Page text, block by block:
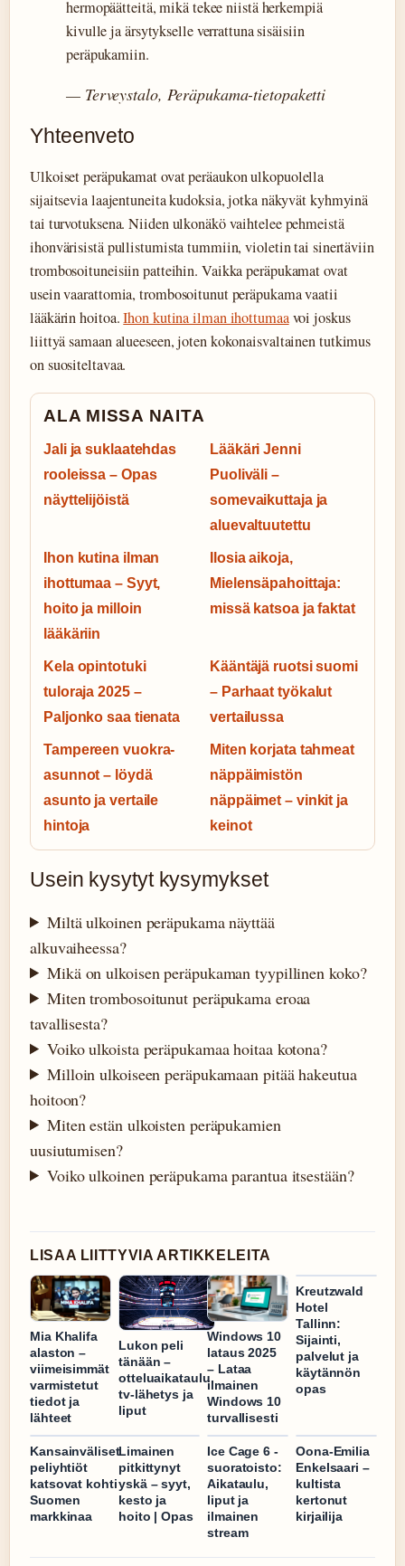
hermopäätteitä, mikä tekee niistä herkempiä
kivulle ja ärsytykselle verrattuna sisäisiin
peräpukamiin.
— Terveystalo, Peräpukama-tietopaketti
Yhteenveto
Ulkoiset peräpukamat ovat peräaukon ulkopuolella
sijaitsevia laajentuneita kudoksia, jotka näkyvät kyhmyinä
tai turvotuksena. Niiden ulkonäkö vaihtelee pehmeistä
ihonvärisistä pullistumista tummiin, violetin tai sinertäviin
trombosoituneisiin patteihin. Vaikka peräpukamat ovat
usein vaarattomia, trombosoitunut peräpukama vaatii
lääkärin hoitoa.Ihon kutina ilman ihottumaavoi joskus
liittyä samaan alueeseen, joten kokonaisvaltainen tutkimus
on suositeltavaa.
ALA MISSA NAITA
Jali ja suklaatehdas
rooleissa – Opas
näyttelijöistä
Lääkäri Jenni
Puoliväli –
somevaikuttaja ja
aluevaltuutettu
Ihon kutina ilman
ihottumaa – Syyt,
hoito ja milloin
lääkäriin
Ilosia aikoja,
Mielensäpahoittaja:
missä katsoa ja faktat
Kela opintotuki
tuloraja 2025 –
Paljonko saa tienata
Kääntäjä ruotsi suomi
– Parhaat työkalut
vertailussa
Tampereen vuokra-
asunnot – löydä
asunto ja vertaile
hintoja
Miten korjata tahmeat
näppäimistön
näppäimet – vinkit ja
keinot
Usein kysytyt kysymykset
Miltä ulkoinen peräpukama näyttää
alkuvaiheessa?
Mikä on ulkoisen peräpukaman tyypillinen koko?
Miten trombosoitunut peräpukama eroaa
tavallisesta?
Voiko ulkoista peräpukamaa hoitaa kotona?
Milloin ulkoiseen peräpukamaan pitää hakeutua
hoitoon?
Miten estän ulkoisten peräpukamien
uusiutumisen?
Voiko ulkoinen peräpukama parantua itsestään?
LISAA LIITTYVIA ARTIKKELEITA
Mia Khalifa
alaston –
viimeisimmät
varmistetut
tiedot ja
lähteet
Lukon peli
tänään –
otteluaikataulu,
tv-lähetys ja
liput
Windows 10
lataus 2025
– Lataa
ilmainen
Windows 10
turvallisesti
Kreutzwald
Hotel
Tallinn:
Sijainti,
palvelut ja
käytännön
opas
Kansainväliset
peliyhtiöt
katsovat kohti
Suomen
markkinaa
Limainen
pitkittynyt
yskä – syyt,
kesto ja
hoito | Opas
Ice Cage 6 -
suoratoisto:
Aikataulu,
liput ja
ilmainen
stream
Oona-Emilia
Enkelsaari –
kultista
kertonut
kirjailija